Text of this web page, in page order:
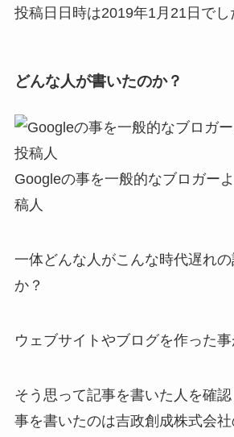
投稿日日時は2019年1月21日でし
どんな人が書いたのか？
Googleの事を一般的なブロガー
稿人
一体どんな人がこんな時代遅れ
か？
ウェブサイトやブログを作った
そう思って記事を書いた人を確
事を書いたのは吉政創成株式会